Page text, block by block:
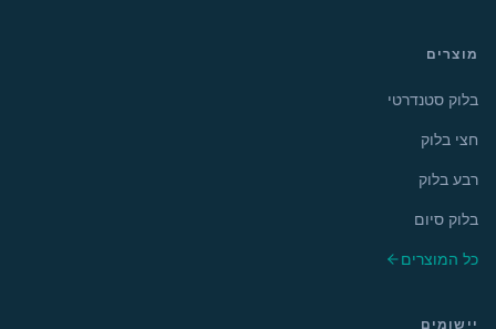
מוצרים
בלוק סטנדרטי
חצי בלוק
רבע בלוק
בלוק סיום
כל המוצרים
יישומים